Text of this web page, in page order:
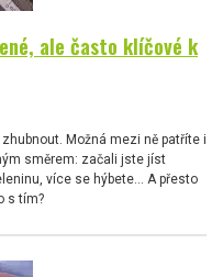
ale často klíčové k
Možná mezi ně patříte i
směrem: začali jste jíst
více se hýbete… A přesto
s tím?